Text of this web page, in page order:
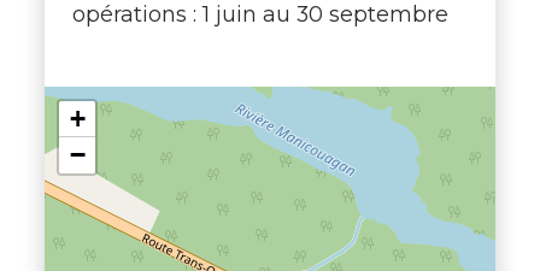
opérations : 1 juin au 30 septembre
+
−